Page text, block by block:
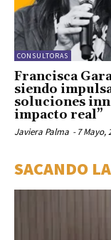
CONSULTORAS
Francisca
siendo
soluciones
impacto real”
Javiera Palma - 7 Mayo,
SACANDO